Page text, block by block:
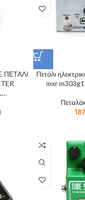
ΠΕΤΑΛΙ
Πετάλι
mxr